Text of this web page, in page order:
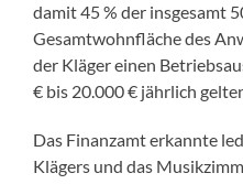
damit 45 % der insgesamt
Gesamtwohnfläche des
der Kläger einen
€ bis 20.000 € jährlich
Das Finanzamt erkannte
Klägers und das